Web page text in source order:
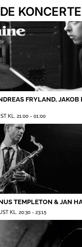
FRYLAND, JAKOB
KL. 21:00- 01:00
TEMPLETON & JAN
KL. 20:30- 23:15